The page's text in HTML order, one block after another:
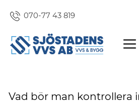
070-77 43 819
Vad bör man kontrollera